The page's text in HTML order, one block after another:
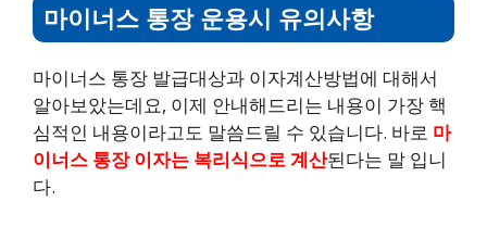
마이너스 통장 운용시 유의사항
마이너스 통장 발급대상과 이자계산방법에 대해서
알아보았는데요, 이제 안내해드리는 내용이 가장 핵
심적인 내용이라고도 말씀드릴 수 있습니다. 바로 마
이너스 통장 이자는 복리식으로 계산된다는 말 입니
다.